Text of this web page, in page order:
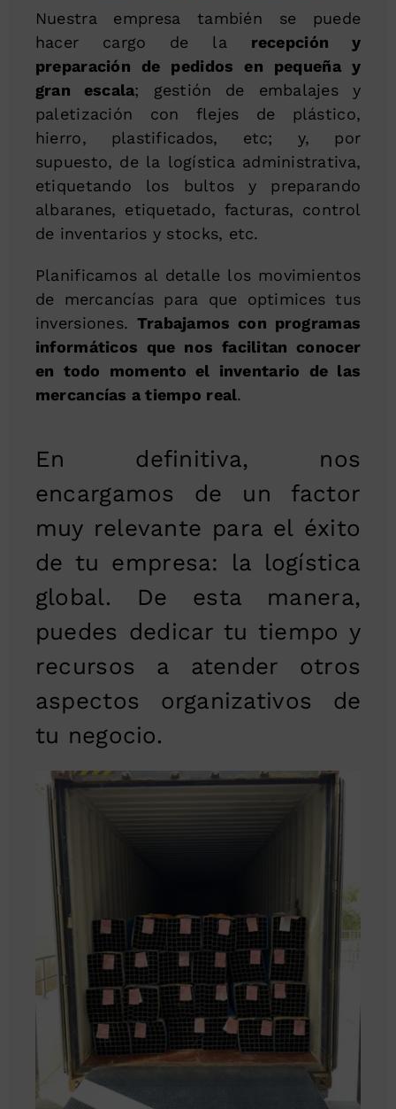
Nuestra empresa también se puede
hacer cargo de la recepción y
preparación de pedidos en pequeña y
gran escala; gestión de embalajes y
paletización con flejes de plástico,
hierro, plastificados, etc; y, por
supuesto, de la logística administrativa,
etiquetando los bultos y preparando
albaranes, etiquetado, facturas, control
de inventarios y stocks, etc.
Planificamos al detalle los movimientos
de mercancías para que optimices tus
inversiones. Trabajamos con programas
informáticos que nos facilitan conocer
en todo momento el inventario de las
mercancías a tiempo real.
En definitiva, nos
encargamos de un factor
muy relevante para el éxito
de tu empresa: la logística
global. De esta manera,
puedes dedicar tu tiempo y
recursos a atender otros
aspectos organizativos de
tu negocio.